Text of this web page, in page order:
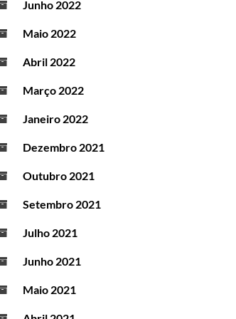
Junho 2022
Maio 2022
Abril 2022
Março 2022
Janeiro 2022
Dezembro 2021
Outubro 2021
Setembro 2021
Julho 2021
Junho 2021
Maio 2021